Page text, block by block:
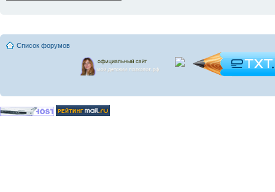
Список форумов